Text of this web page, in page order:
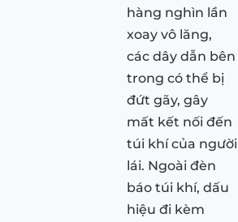
hàng nghìn lần
xoay vô lăng,
các dây dẫn bên
trong có thể bị
đứt gãy, gây
mất kết nối đến
túi khí của người
lái. Ngoài đèn
báo túi khí, dấu
hiệu đi kèm